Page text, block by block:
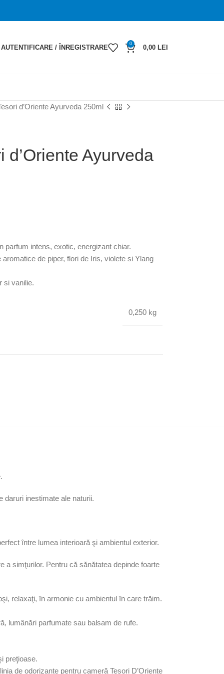
AUTENTIFICARE / ÎNREGISTRARE
0
0,00 LEI
d’Oriente Ayurveda 250ml
Ayurveda
parfum intens, exotic, energizant chiar.
de piper, flori de Iris, violete si Ylang
si vanilie.
0,250 kg
daruri inestimate ale naturii.
între lumea interioară şi ambientul exterior.
a simţurilor. Pentru că sănătatea depinde foarte
relaxaţi, în armonie cu ambientul în care trăim.
lumânări parfumate sau balsam de rufe.
preţioase.
de odorizante pentru cameră Tesori D’Oriente